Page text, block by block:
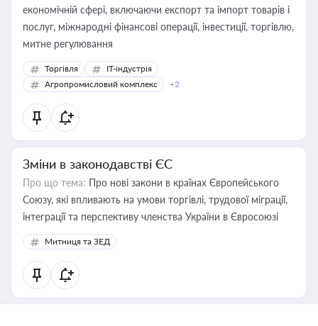
економічній сфері, включаючи експорт та імпорт товарів і
послуг, міжнародні фінансові операції, інвестиції, торгівлю,
митне регулювання
Торгівля
IT-індустрія
Агропромисловий комплекс
+2
Зміни в законодавстві ЄС
Про що тема: Про нові закони в країнах Європейського
Союзу, які впливають на умови торгівлі, трудової міграції,
інтеграції та перспективу членства України в Євросоюзі
Митниця та ЗЕД